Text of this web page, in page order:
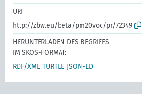
URI
http://zbw.eu/beta/pm20voc/pr/72349
HERUNTERLADEN DES BEGRIFFS
IM SKOS-FORMAT:
RDF/XML TURTLE JSON-LD